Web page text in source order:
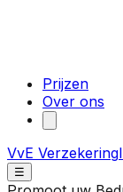
Prijzen
Over ons
VvE Verzekering
☰